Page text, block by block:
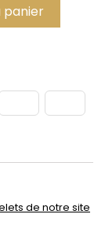
panier
de notre site